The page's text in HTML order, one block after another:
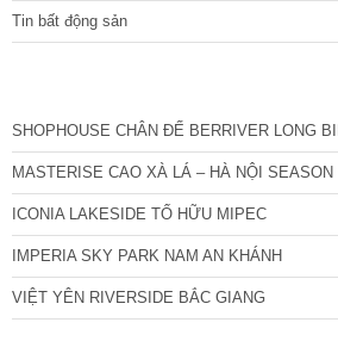
Tin bất động sản
SHOPHOUSE CHÂN ĐẾ BERRIVER LONG
MASTERISE CAO XÀ LÁ – HÀ NỘI SEASON
ICONIA LAKESIDE TỐ HỮU MIPEC
IMPERIA SKY PARK NAM AN KHÁNH
VIỆT YÊN RIVERSIDE BẮC GIANG